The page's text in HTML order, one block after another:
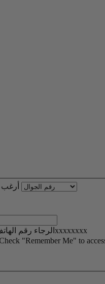
الرجاء رقم الهاتف إدخال بالصيغة التالية: 5xxxxxxxx
"Remember Me" to